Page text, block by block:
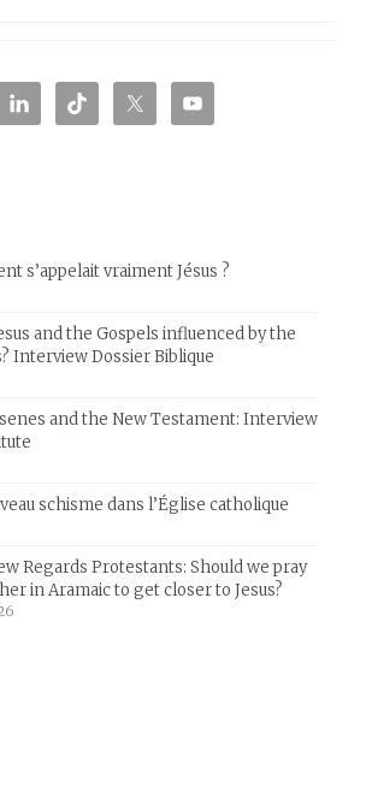
s’appelait vraiment Jésus ?
and the Gospels influenced by the
Interview Dossier Biblique
and the New Testament: Interview
schisme dans l’Église catholique
Regards Protestants: Should we pray
in Aramaic to get closer to Jesus?